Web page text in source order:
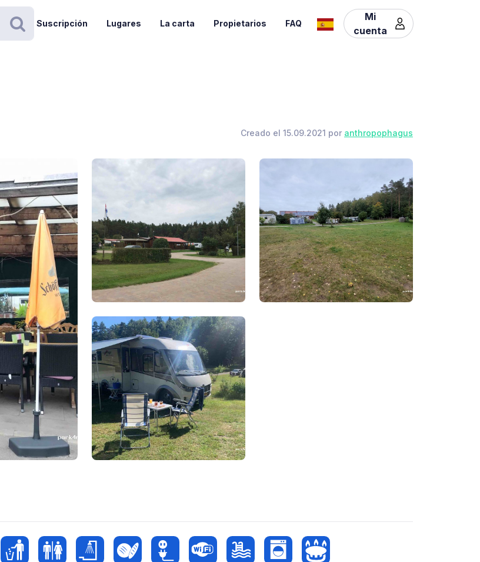
Buscar
Suscripción Lugares La carta Propietarios FAQ
Mi
cuenta
Creado el 15.09.2021 por anthropophagus